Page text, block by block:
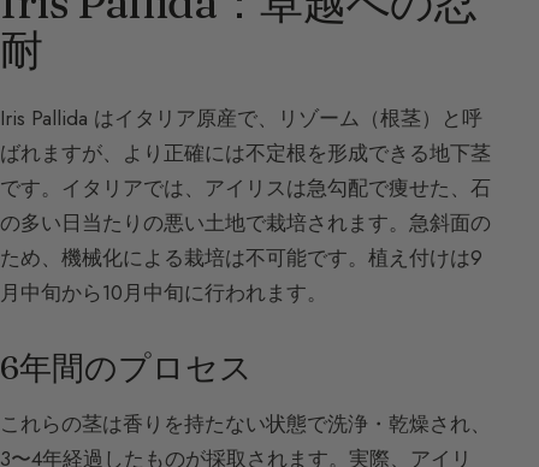
耐
Iris Pallida はイタリア原産で、リゾーム（根茎）と呼
ばれますが、より正確には不定根を形成できる地下茎
です。イタリアでは、アイリスは急勾配で痩せた、石
の多い日当たりの悪い土地で栽培されます。急斜面の
ため、機械化による栽培は不可能です。植え付けは9
月中旬から10月中旬に行われます。
6年間のプロセス
これらの茎は香りを持たない状態で洗浄・乾燥され、
3〜4年経過したものが採取されます。実際、アイリ